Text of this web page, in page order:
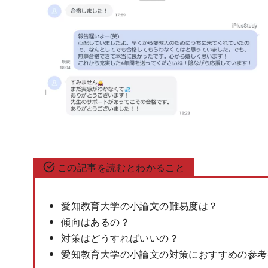
この記事を読むとわかること
愛知教育大学の小論文の難易度は？
傾向はあるの？
対策はどうすればいいの？
愛知教育大学の小論文の対策におすすめの参